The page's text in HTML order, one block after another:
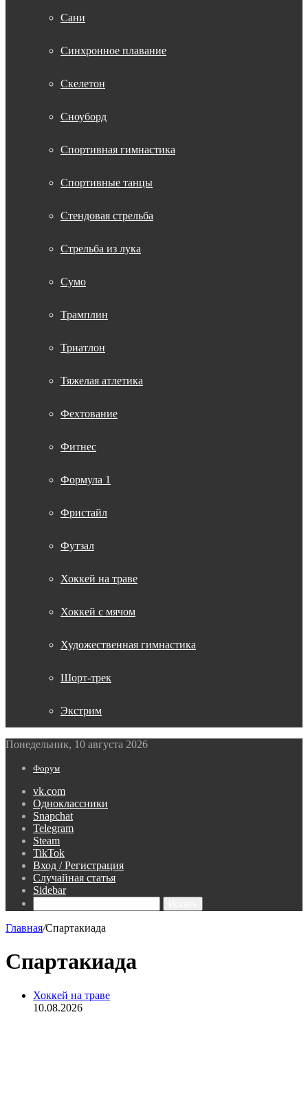
Сани
Синхронное плавание
Скелетон
Сноуборд
Спортивная гимнастика
Спортивные танцы
Стендовая стрельба
Стрельба из лука
Сумо
Трамплин
Триатлон
Тяжелая атлетика
Фехтование
Фитнес
Формула 1
Фристайл
Футзал
Хоккей на траве
Хоккей с мячом
Художественная гимнастика
Шорт-трек
Экстрим
Понедельник, 10 августа 2026
Форум
vk.com
Одноклассники
Snapchat
Telegram
Steam
TikTok
Вход / Регистрация
Случайная статья
Sidebar
Главная/Спартакиада
Спартакиада
Хоккей на траве
10.08.2026